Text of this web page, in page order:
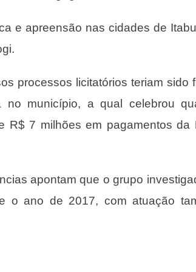
e apreensão nas cidades de
processos licitatórios teriam sido
no município, a qual celebrou
R$ 7 milhões em pagamentos da
apontam que o grupo
o ano de 2017, com atuação